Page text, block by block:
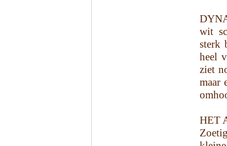
wit
sterk
heel
ziet
maar
HET